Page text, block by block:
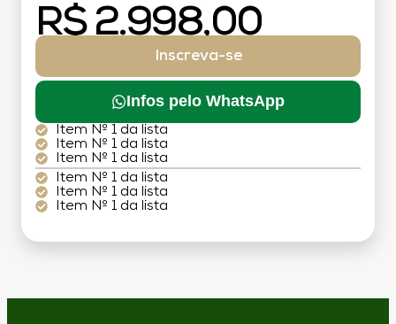
R$ 2.998,00
Inscreva-se
Infos pelo WhatsApp
Item Nº 1 da lista
Item Nº 1 da lista
Item Nº 1 da lista
Item Nº 1 da lista
Item Nº 1 da lista
Item Nº 1 da lista